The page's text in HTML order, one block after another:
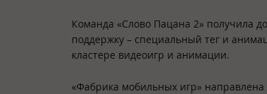
Команда «Слово Пацана 2» получила
поддержку – специальный тег и
кластере видеоигр и анимации.
«Фабрика мобильных игр»